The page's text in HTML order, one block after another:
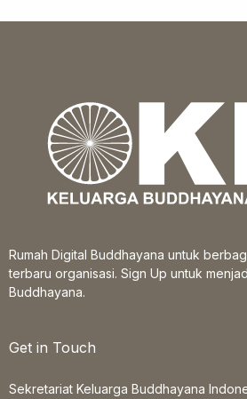
Rumah Digital Buddhayana untuk
terbaru organisasi. Sign Up untuk
Buddhayana.
Get in Touch
Sekretariat Keluarga Buddhayana